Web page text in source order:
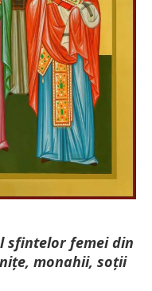
sfintelor femei din
monahii, soții